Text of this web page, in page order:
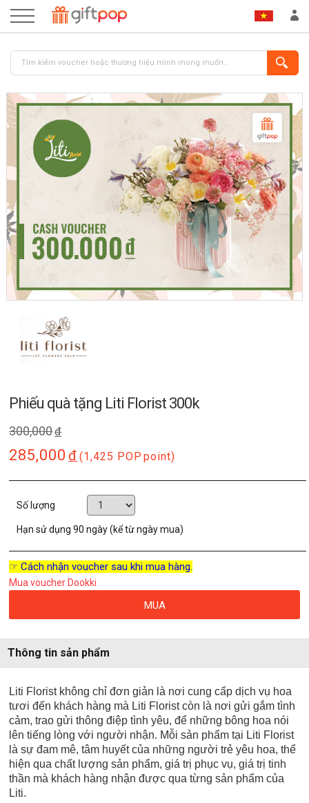
ĐĂNG KÝ
Phiếu quà tặng Liti Florist 300k
300,000đ
285,000 đ (1,425 POP point)
Số lượng
Hạn sử dụng90 ngày (kể từ ngày mua)
☞ Cách nhận voucher sau khi mua hàng.
Mua voucher Dookki
MUA
Thông tin sản phẩm
Liti Florist không chỉ đơn giản là nơi cung cấp dịch vụ hoa
tươi đến khách hàng mà Liti Florist còn là nơi gửi gắm tình
cảm, trao gửi thông điệp tình yêu, để những bông hoa nói
lên tiếng lòng với người nhận. Mỗi sản phẩm tại Liti Florist
là sự đam mê, tâm huyết của những người trẻ yêu hoa, thể
hiện qua chất lượng sản phẩm, giá trị phục vụ, giá trị tinh
thần mà khách hàng nhận được qua từng sản phẩm của
Liti.